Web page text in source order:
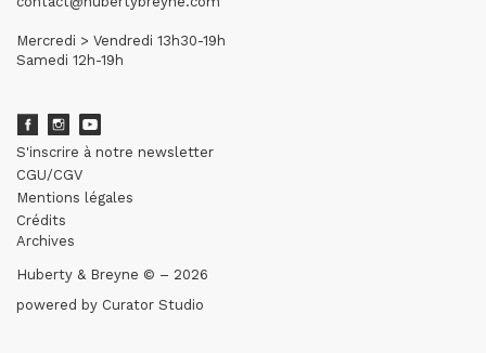
Mercredi > Vendredi 13h30-19h
Samedi 12h-19h
S'inscrire à notre newsletter
CGU/CGV
Mentions légales
Crédits
Archives
Huberty & Breyne © – 2026
powered by Curator Studio